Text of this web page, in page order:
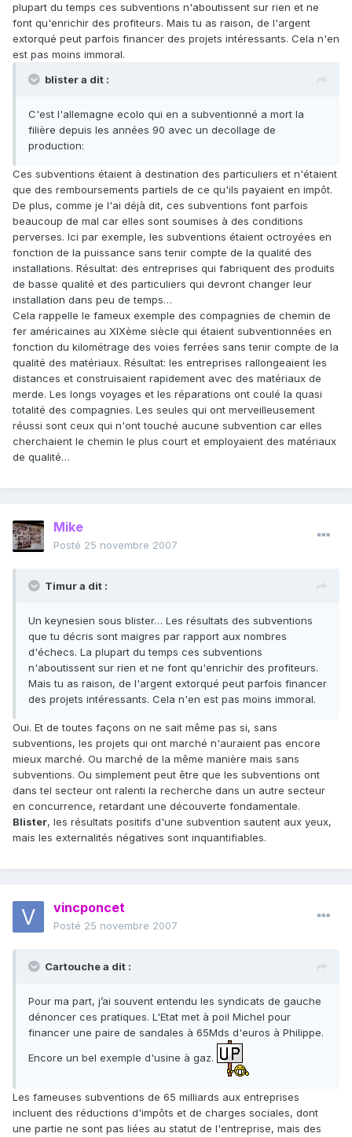
plupart du temps ces subventions n'aboutissent sur rien et ne
font qu'enrichir des profiteurs. Mais tu as raison, de l'argent
extorqué peut parfois financer des projets intéressants. Cela n'en
est pas moins immoral.
blister a dit :
C'est l'allemagne ecolo qui en a subventionné a mort la
filière depuis les années 90 avec un decollage de
production:
Ces subventions étaient à destination des particuliers et n'étaient
que des remboursements partiels de ce qu'ils payaient en impôt.
De plus, comme je l'ai déjà dit, ces subventions font parfois
beaucoup de mal car elles sont soumises à des conditions
perverses. Ici par exemple, les subventions étaient octroyées en
fonction de la puissance sans tenir compte de la qualité des
installations. Résultat: des entreprises qui fabriquent des produits
de basse qualité et des particuliers qui devront changer leur
installation dans peu de temps…
Cela rappelle le fameux exemple des compagnies de chemin de
fer américaines au XIXème siècle qui étaient subventionnées en
fonction du kilométrage des voies ferrées sans tenir compte de la
qualité des matériaux. Résultat: les entreprises rallongeaient les
distances et construisaient rapidement avec des matériaux de
merde. Les longs voyages et les réparations ont coulé la quasi
totalité des compagnies. Les seules qui ont merveilleusement
réussi sont ceux qui n'ont touché aucune subvention car elles
cherchaient le chemin le plus court et employaient des matériaux
de qualité…
Mike
Posté 25 novembre 2007
Timur a dit :
Un keynesien sous blister… Les résultats des subventions
que tu décris sont maigres par rapport aux nombres
d'échecs. La plupart du temps ces subventions
n'aboutissent sur rien et ne font qu'enrichir des profiteurs.
Mais tu as raison, de l'argent extorqué peut parfois financer
des projets intéressants. Cela n'en est pas moins immoral.
Oui. Et de toutes façons on ne sait même pas si, sans
subventions, les projets qui ont marché n'auraient pas encore
mieux marché. Ou marché de la même manière mais sans
subventions. Ou simplement peut être que les subventions ont
dans tel secteur ont ralenti la recherche dans un autre secteur
en concurrence, retardant une découverte fondamentale.
Blister, les résultats positifs d'une subvention sautent aux yeux,
mais les externalités négatives sont inquantifiables.
vincponcet
Posté 25 novembre 2007
Cartouche a dit :
Pour ma part, j’ai souvent entendu les syndicats de gauche
dénoncer ces pratiques. L'Etat met à poil Michel pour
financer une paire de sandales à 65Mds d'euros à Philippe.
Encore un bel exemple d'usine à gaz.
Les fameuses subventions de 65 milliards aux entreprises
incluent des réductions d'impôts et de charges sociales, dont
une partie ne sont pas liées au statut de l'entreprise, mais des